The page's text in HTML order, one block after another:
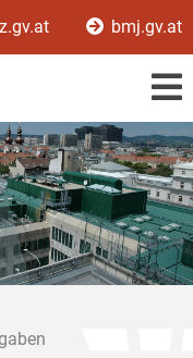
bmj.gv.at